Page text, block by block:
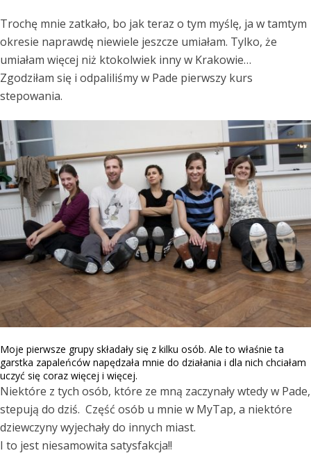
Trochę mnie zatkało, bo jak teraz o tym myślę, ja w tamtym
okresie naprawdę niewiele jeszcze umiałam. Tylko, że
umiałam więcej niż ktokolwiek inny w Krakowie…
Zgodziłam się i odpaliliśmy w Pade pierwszy kurs
stepowania.
Moje pierwsze grupy składały się z kilku osób. Ale to właśnie ta
garstka zapaleńców napędzała mnie do działania i dla nich chciałam
uczyć się coraz więcej i więcej.
Niektóre z tych osób, które ze mną zaczynały wtedy w Pade,
stepują do dziś. Część osób u mnie w MyTap, a niektóre
dziewczyny wyjechały do innych miast.
I to jest niesamowita satysfakcja!!